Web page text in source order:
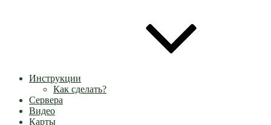
Инструкции
Как сделать?
Сервера
Видео
Карты